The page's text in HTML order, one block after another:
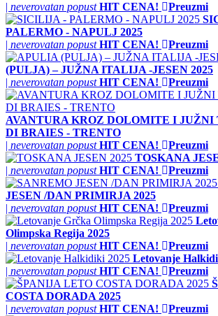
| neverovatan popust HIT CENA!
Preuzmi
PALERMO - NAPULJ 2025
| neverovatan popust HIT CENA!
Preuzmi
(PULJA) – JUŽNA ITALIJA -JESEN 2025
| neverovatan popust HIT CENA! Preuzmi
AVANTURA KROZ DOLOMITE I JUŽNI
DI BRAIES - TRENTO
| neverovatan popust HIT CENA!
Preuzmi
TOSKANA
| neverovatan popust HIT CENA!
Preuzmi
JESEN /DAN PRIMIRJA 2025
| neverovatan popust HIT CENA!
Preuzmi
Olimpska Regija 2025
| neverovatan popust HIT CENA!
Preuzmi
Letovanje
| neverovatan popust HIT CENA!
Preuzmi
COSTA DORADA 2025
| neverovatan popust HIT CENA! Preuzmi